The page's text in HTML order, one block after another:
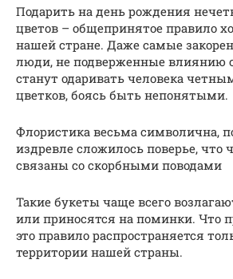
Подарить на день рождения
цветов – общепринятое правило
нашей стране. Даже самые
люди, не подверженные влиянию
станут одаривать человека
цветков, боясь быть непонятыми.
Флористика весьма символична,
издревле сложилось поверье, что
связаны со скорбными поводами
Такие букеты чаще всего
или приносятся на поминки. Что
это правило распространяется
территории нашей страны.